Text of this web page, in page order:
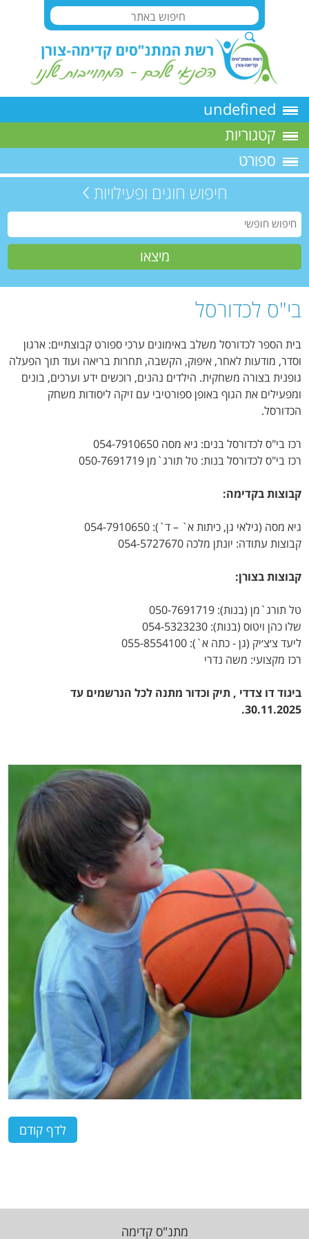
undefined
קטגוריות
ספורט
חיפוש חוגים ופעילויות
בי"ס לכדורסל
בית הספר לכדורסל משלב באימונים ערכי ספורט קבוצתיים: ארגון
וסדר, מודעות לאחר, איפוק, הקשבה, תחרות בריאה ועוד תוך הפעלה
גופנית בצורה משחקית. הילדים נהנים, רוכשים ידע וערכים, בונים
ומפעילים את הגוף באופן ספורטיבי עם זיקה ליסודות משחק
הכדורסל.
רכז בי"ס לכדורסל בנים: גיא מסה 054-7910650
רכז בי"ס לכדורסל בנות: טל תורג`מן 050-7691719
קבוצות בקדימה:
גיא מסה (גילאי גן, כיתות א` – ד`): 054-7910650
קבוצות עתודה: יונתן מלכה 054-5727670
קבוצות בצורן:
טל תורג`מן (בנות): 050-7691719
שלו כהן ויטוס (בנות): 054-5323230
ליעד צ׳צ׳יק (גן - כתה א`): 055-8554100
רכז מקצועי: משה נדרי
ביגוד דו צדדי , תיק וכדור מתנה לכל הנרשמים עד
30.11.2025.
מתנ"ס קדימה